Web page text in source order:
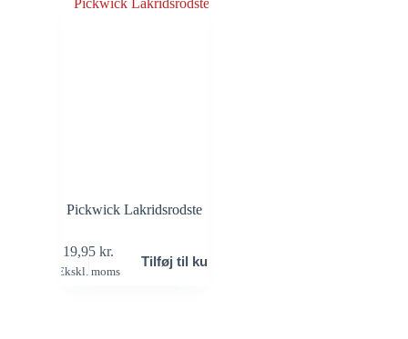
Pickwick Lakridsrodste
19,95kr.
Ekskl. moms
Tilføj til kurv